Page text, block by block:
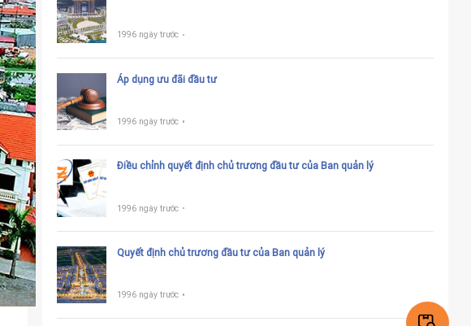
1996 ngày trước
Áp dụng ưu đãi đầu tư
1996 ngày trước
Điều chỉnh quyết định chủ trương đầu tư của Ban quản lý
1996 ngày trước
Quyết định chủ trương đầu tư của Ban quản lý
1996 ngày trước